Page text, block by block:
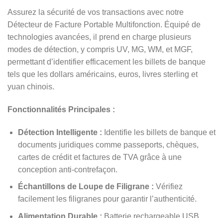
Assurez la sécurité de vos transactions avec notre
Détecteur de Facture Portable Multifonction. Équipé de
technologies avancées, il prend en charge plusieurs
modes de détection, y compris UV, MG, WM, et MGF,
permettant d’identifier efficacement les billets de banque
tels que les dollars américains, euros, livres sterling et
yuan chinois.
Fonctionnalités Principales :
Détection Intelligente : Identifie les billets de banque et
documents juridiques comme passeports, chèques,
cartes de crédit et factures de TVA grâce à une
conception anti-contrefaçon.
Échantillons de Loupe de Filigrane : Vérifiez
facilement les filigranes pour garantir l’authenticité.
Alimentation Durable : Batterie rechargeable USB